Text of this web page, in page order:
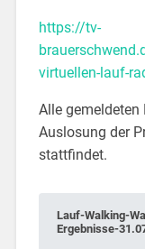
https://tv-
virtuellen-lauf-
Alle gemeldeten
Auslosung der
stattfindet.
Lauf-Walking-
Ergebnisse-